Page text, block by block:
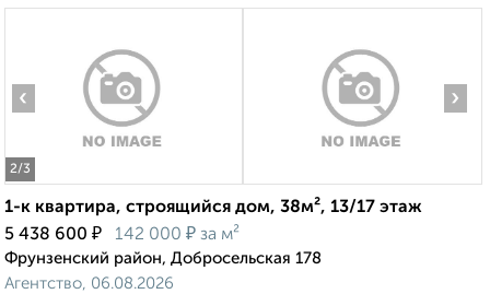
2/3
‹ ›
1-к квартира, строящийся дом, 38м², 13/17 этаж
5 438 600 ₽ 142 000 ₽ за м²
Фрунзенский район, Добросельская 178
Агентство, 06.08.2026